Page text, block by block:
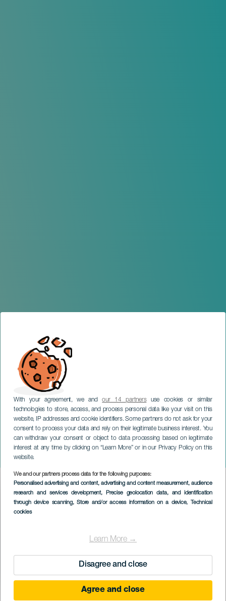
With your agreement, we andour 14 partnersuse cookies or similar
technologies to store, access, and process personal data like your visit on this
website, IP addresses and cookie identifiers. Some partners do not ask for your
consent to process your data and rely on their legitimate business interest. You
can withdraw your consent or object to data processing based on legitimate
interest at any time by clicking on “Learn More” or in our Privacy Policy on this
website.
We and our partners process data for the following purposes:
Personalised advertising and content, advertising and content measurement, audience
research and services development, Precise geolocation data, and identification
through device scanning, Store and/or access information on a device, Technical
cookies
Learn More →
Disagree and close
Agree and close
Festival SUMA
TENERIFE
Imagen
Listado